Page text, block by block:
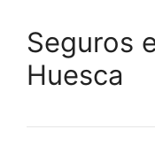
Seguros
Huesca